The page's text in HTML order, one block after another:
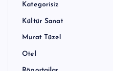
Kategorisiz
Kültür Sanat
Murat Tüzel
Otel